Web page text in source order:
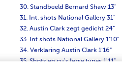
30. Standbeeld Bernard Shaw 13"
31. Int. shots National Gallery 31"
32. Austin Clark zegt gedicht 24"
33. Int.shots National Gallery 1'10"
34. Verklaring Austin Clark 1'16"
35. Shots en cu's Ierse types 1'11"